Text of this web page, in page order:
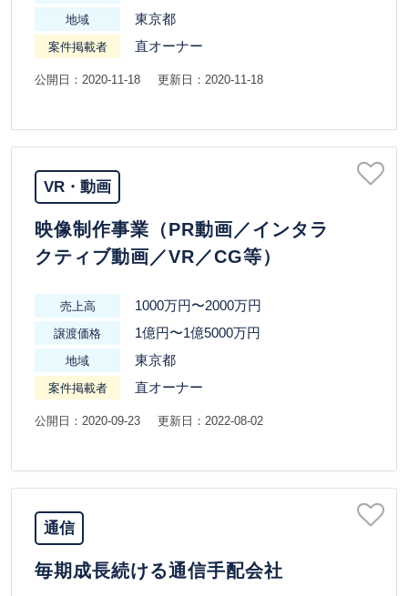
地域 東京都
案件掲載者 直オーナー
公開日：2020-11-18 更新日：2020-11-18
VR・動画
映像制作事業（PR動画／インタラ
クティブ動画／VR／CG等）
売上高 1000万円〜2000万円
譲渡価格 1億円〜1億5000万円
地域 東京都
案件掲載者 直オーナー
公開日：2020-09-23 更新日：2022-08-02
通信
毎期成長続ける通信手配会社